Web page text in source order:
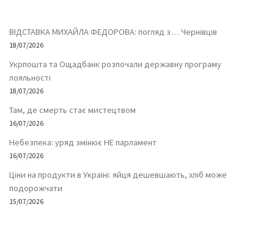
ВІДСТАВКА МИХАЙЛА ФЕДОРОВА: погляд з… Чернівців
18/07/2026
Укрпошта та Ощадбанк розпочали державну програму
лояльності
18/07/2026
Там, де смерть стає мистецтвом
16/07/2026
Небезпека: уряд змінює НЕ парламент
16/07/2026
Ціни на продукти в Україні: яйця дешевшають, хліб може
подорожчати
15/07/2026